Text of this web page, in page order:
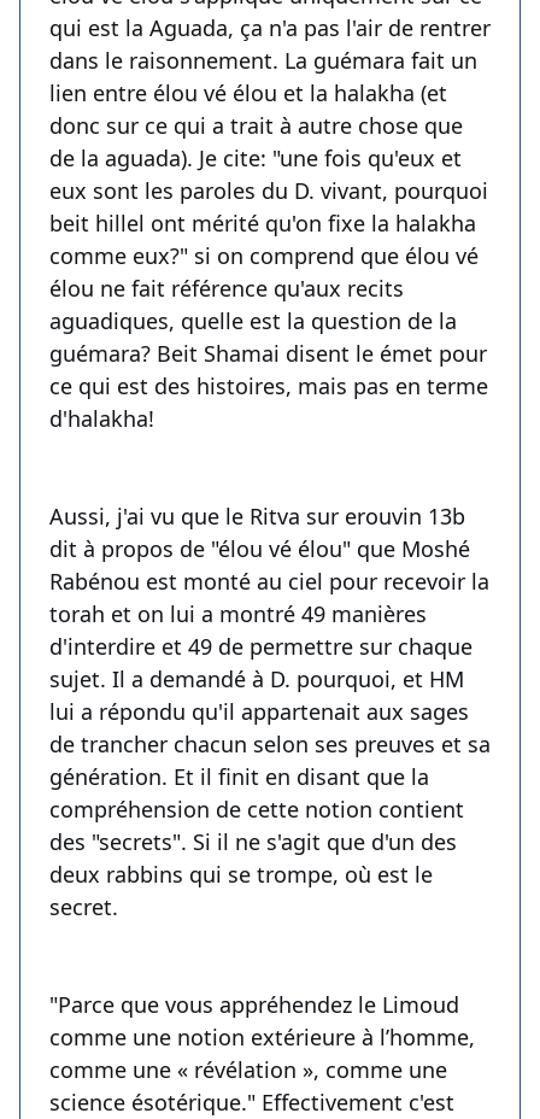
qui est la Aguada, ça n'a pas l'air de rentrer
dans le raisonnement. La guémara fait un
lien entre élou vé élou et la halakha (et
donc sur ce qui a trait à autre chose que
de la aguada). Je cite: "une fois qu'eux et
eux sont les paroles du D. vivant, pourquoi
beit hillel ont mérité qu'on fixe la halakha
comme eux?" si on comprend que élou vé
élou ne fait référence qu'aux recits
aguadiques, quelle est la question de la
guémara? Beit Shamai disent le émet pour
ce qui est des histoires, mais pas en terme
d'halakha!
Aussi, j'ai vu que le Ritva sur erouvin 13b
dit à propos de "élou vé élou" que Moshé
Rabénou est monté au ciel pour recevoir la
torah et on lui a montré 49 manières
d'interdire et 49 de permettre sur chaque
sujet. Il a demandé à D. pourquoi, et HM
lui a répondu qu'il appartenait aux sages
de trancher chacun selon ses preuves et sa
génération. Et il finit en disant que la
compréhension de cette notion contient
des "secrets". Si il ne s'agit que d'un des
deux rabbins qui se trompe, où est le
secret.
"Parce que vous appréhendez le Limoud
comme une notion extérieure à l’homme,
comme une « révélation », comme une
science ésotérique." Effectivement c'est